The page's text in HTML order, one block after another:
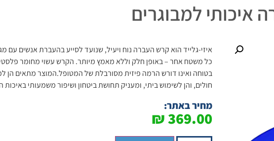
איכותי למבוגרים
איזי-גלייד הוא קרש העברה נוח ויעיל, שנועד לסייע בהעברת אנשים עם
כל משטח אחר – באופן חלק וללא מאמץ מיותר. הקרש עשוי מחומר
בטוחה ואינו דורש הרמה פיזית מסורבלת של המטופל.המוצר מתאים הן
חולים, והן לשימוש ביתי, ומעניק תחושת ביטחון ושיפור משמעותי באיכות
מחיר באתר:
369.00
₪